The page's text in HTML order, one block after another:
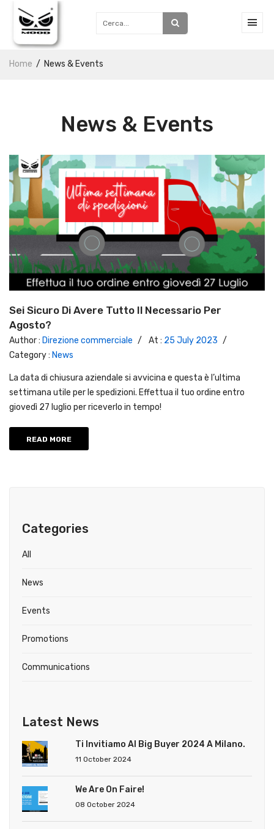
Home News & Events
News & Events
Sei Sicuro Di Avere Tutto Il Necessario Per
Agosto?
Author : Direzione commerciale / At : 25 July 2023 /
Category : News
La data di chiusura aziendale si avvicina e questa è l’ultima
settimana utile per le spedizioni. Effettua il tuo ordine entro
giovedì 27 luglio per riceverlo in tempo!
READ MORE
Categories
All
News
Events
Promotions
Communications
Latest News
Ti Invitiamo Al Big Buyer 2024 A Milano.
11 October 2024
We Are On Faire!
08 October 2024